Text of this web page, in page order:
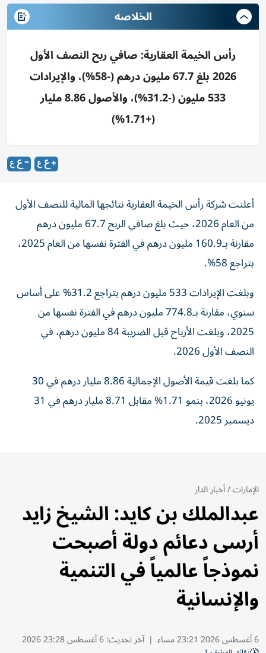
الخلاصه
رأس الخيمة العقارية: صافي ربح النصف الأول
2026 بلغ 67.7 مليون درهم (-58%)، والإيرادات
533 مليون (-31.2%)، والأصول 8.86 مليار
(+1.71%)
أعلنت شركة رأس الخيمة العقارية نتائجها المالية للنصف الأول
من العام 2026، حيث بلغ صافي الربح 67.7 مليون درهم
مقارنة بـ160.9 مليون درهم في الفترة نفسها من العام 2025،
بتراجع 58%.
وبلغت الإيرادات 533 مليون درهم بتراجع 31.2% على أساس
سنوي، مقارنة بـ774.8 مليون درهم في الفترة نفسها من
2025، وبلغت الأرباح قبل الضريبة 84 مليون درهم، في
النصف الأول 2026.
كما بلغت قيمة الأصول الإجمالية 8.86 مليار درهم في 30
يونيو 2026، بنمو 1.71% مقابل 8.71 مليار درهم في 31
ديسمبر 2025.
الإمارات/أخبار الدار
عبدالملك بن كايد: الشيخ زايد
أرسى دعائم دولة أصبحت
نموذجاً عالمياً في التنمية
والإنسانية
6 أغسطس 2026 23:21 مساء | آخر تحديث:6 أغسطس 23:28 2026